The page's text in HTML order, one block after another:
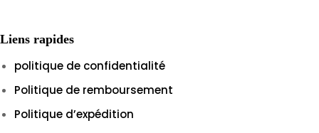
Liens rapides
politique de confidentialité
Politique de remboursement
Politique d’expédition